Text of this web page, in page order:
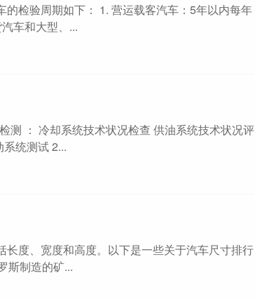
检验周期如下： 1. 营运载客汽车：5年以内每年
车和大型、...
测 ： 冷却系统技术状况检查 供油系统技术状况评
统测试 2...
度、宽度和高度。以下是一些关于汽车尺寸排行
斯制造的矿...